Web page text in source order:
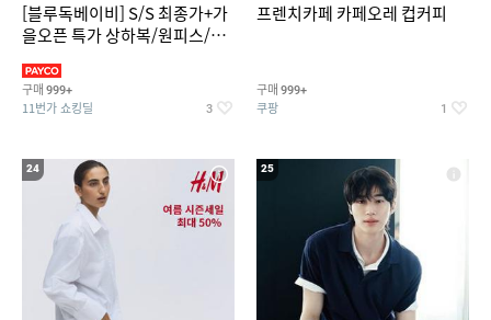
[블루독베이비] S/S 최종가+가
을오픈 특가 상하복/원피스/내
구매 999+
11번가 쇼킹딜 3
프렌치카페 카페오레 컵커피
구매 999+
쿠팡 1
24 25